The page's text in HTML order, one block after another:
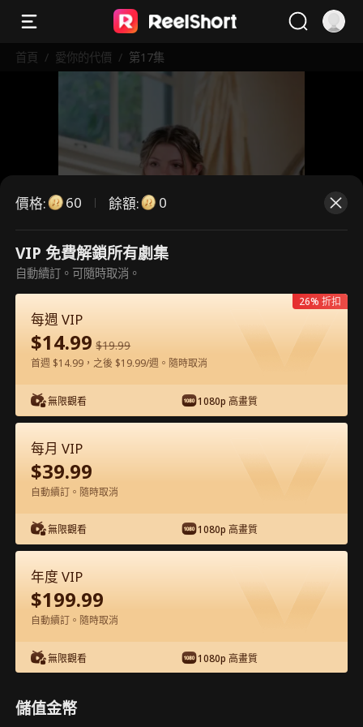
首頁 / 愛你的代價 / 第17集
這是付費劇集。請解鎖後觀看。
第17集 - 愛你的代價 完整影片
0-49 50-71
價格: 60 餘額: 0
VIP 免費解鎖所有劇集
自動續訂。可隨時取消。
每週 VIP
$14.99 $19.99
首週 $14.99，之後 $19.99/週。隨時取消
無限觀看 1080p 高畫質
26% 折扣
每月 VIP
$39.99
自動續訂。隨時取消
無限觀看 1080p 高畫質
年度 VIP
$199.99
自動續訂。隨時取消
無限觀看 1080p 高畫質
儲值金幣